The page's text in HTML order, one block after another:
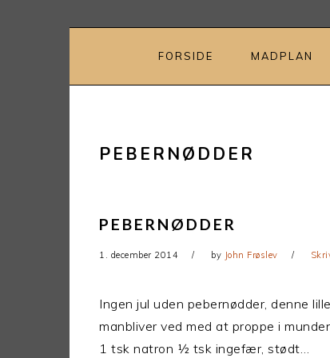
FORSIDE MADPLAN
PEBERNØDDER
PEBERNØDDER
1. december 2014 by John Frøslev
Ingen jul uden pebernødder, denne
manbliver ved med at proppe i
1 tsk natron ½ tsk ingefær, stødt…